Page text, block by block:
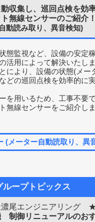
収集し、巡回点検を効
無線センサーのご紹介
動読み取り、異音検知)
態監視など、設備の安定
活用によって解決いたし
により、設備の状態(メー
どの巡回点検を効率的に
を用いるため、工事不要
無線センサーをご紹介し
(メーター自動読取り、異
ループトピックス
尾エンジニアリング
制御リニューアルのお